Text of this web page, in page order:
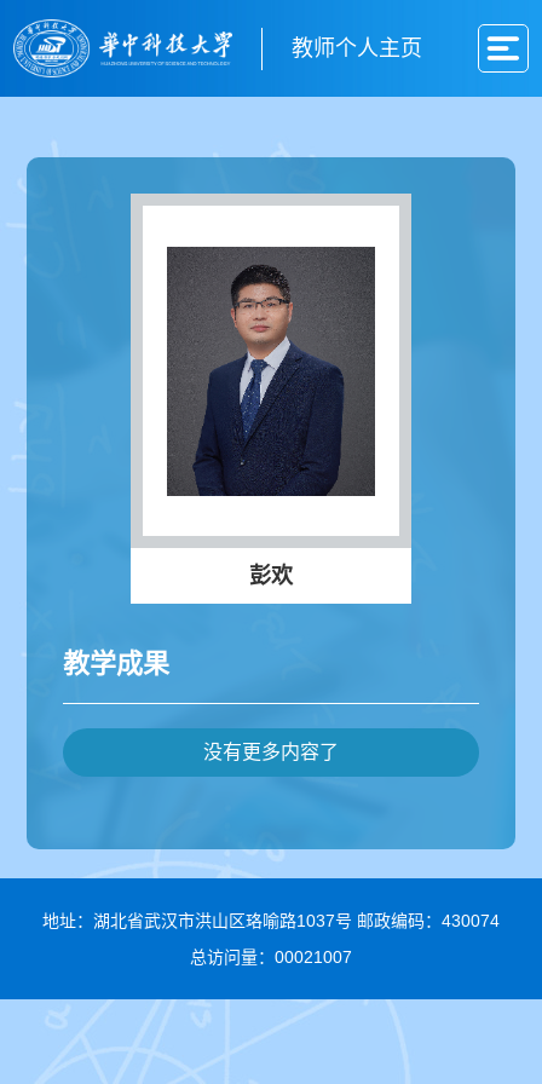
教师个人主页
彭欢
教学成果
没有更多内容了
地址：湖北省武汉市洪山区珞喻路1037号 邮政编码：430074
总访问量： 00021007